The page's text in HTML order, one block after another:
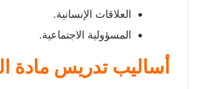
العلاقات الإنسانية.
المسؤولية الاجتماعية.
أساليب تدريس مادة